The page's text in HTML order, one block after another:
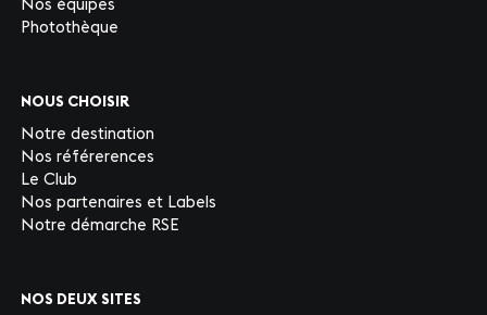
Photothèque
NOUS CHOISIR
Notre destination
Nos référerences
Le Club
Nos partenaires et Labels
Notre démarche RSE
NOS DEUX SITES